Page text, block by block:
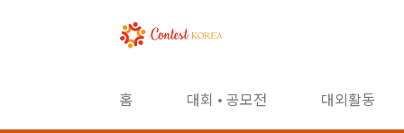
홈 대회 • 공모전 대외활동